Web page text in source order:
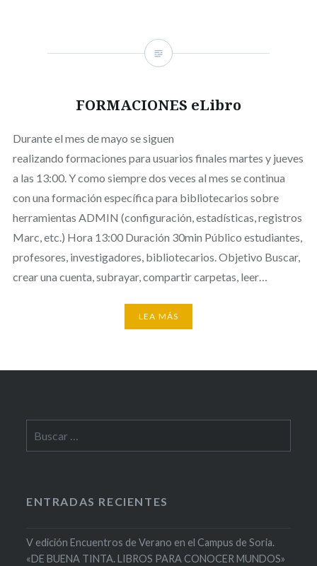
FORMACIONES eLibro
Durante el mes de mayo se siguen
realizando formaciones para usuarios finales martes y jueves
a las 13:00. Y como siempre dos veces al mes se continua
con una formación específica para bibliotecarios sobre
herramientas ADMIN (configuración, estadísticas, registros
Marc, etc.) Hora 13:00 Duración 30min Público estudiantes,
profesores, investigadores, bibliotecarios. Objetivo Buscar,
crear una cuenta, subrayar, compartir carpetas, leer…
LEA MÁS
ENTRADAS RECIENTES
V edición Encuentros de Verano en el Campus de Soria.
«DE BUENA TINTA. LIBROS PARA CONOCER MUNDOS»